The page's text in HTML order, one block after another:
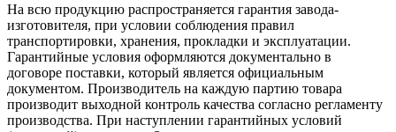
На всю продукцию распространяется гарантия завода-
изготовителя, при условии соблюдения правил
транспортировки, хранения, прокладки и эксплуатации.
Гарантийные условия оформляются документально в
договоре поставки, который является официальным
документом. Производитель на каждую партию товара
производит выходной контроль качества согласно регламенту
производства. При наступлении гарантийных условий